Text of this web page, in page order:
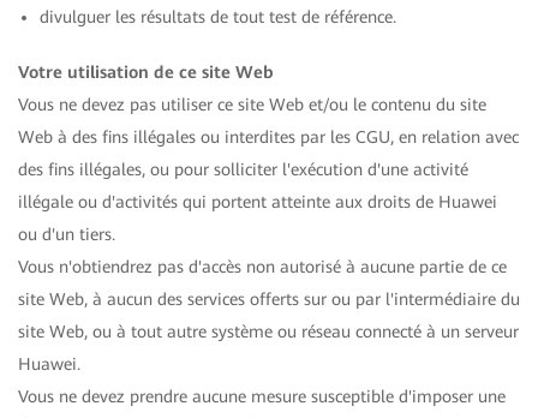
divulguer les résultats de tout test de référence.
Votre utilisation de ce site Web
Vous ne devez pas utiliser ce site Web et/ou le contenu du site
Web à des fins illégales ou interdites par les CGU, en relation avec
des fins illégales, ou pour solliciter l'exécution d'une activité
illégale ou d'activités qui portent atteinte aux droits de Huawei
ou d'un tiers.
Vous n'obtiendrez pas d'accès non autorisé à aucune partie de ce
site Web, à aucun des services offerts sur ou par l'intermédiaire du
site Web, ou à tout autre système ou réseau connecté à un serveur
Huawei.
Vous ne devez prendre aucune mesure susceptible d'imposer une